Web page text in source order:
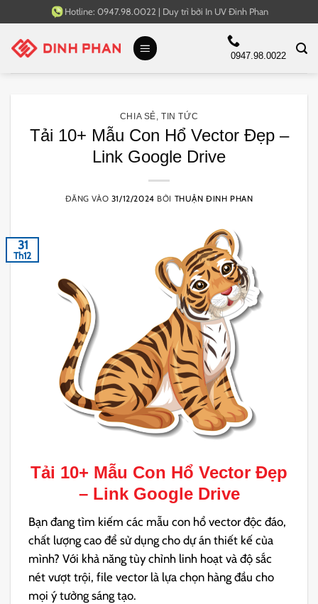
qua
nội
Hotline: 0947.98.0022 | Duy trì bởi In UV Đinh Phan
0947.98.0022
CHIA SẺ ,TIN TỨC
Tải 10+ Mẫu Con Hổ Vector Đẹp –
Link Google Drive
ĐĂNG VÀO 31/12/2024 BỞI THUẬN ĐINH PHAN
31
Th12
Tải 10+ Mẫu Con Hổ Vector Đẹp
– Link Google Drive
Bạn đang tìm kiếm các mẫu con hổ vector độc đáo,
chất lượng cao để sử dụng cho dự án thiết kế của
mình? Với khả năng tùy chỉnh linh hoạt và độ sắc
nét vượt trội, file vector là lựa chọn hàng đầu cho
mọi ý tưởng sáng tạo.